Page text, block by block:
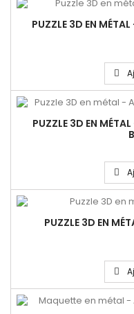
PUZZLE 3D EN
PUZZLE 3D EN
PUZZLE 3D EN